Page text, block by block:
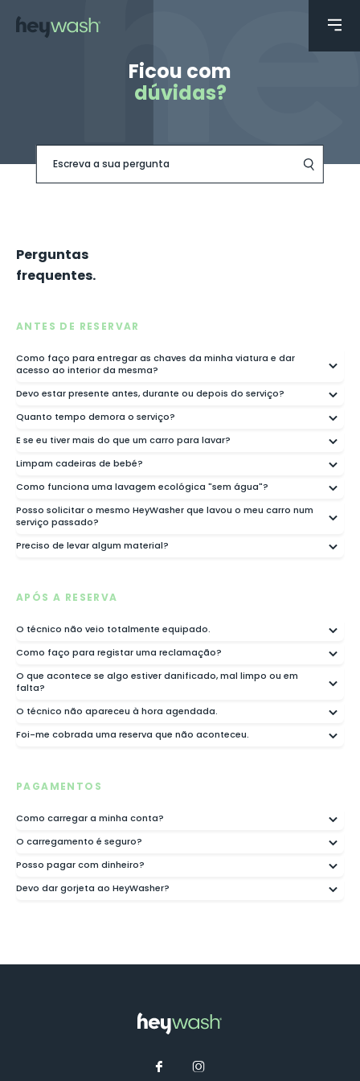
Ficou com
dúvidas?
Perguntas
frequentes.
ANTES DE RESERVAR
Como faço para entregar as chaves da minha viatura e dar
acesso ao interior da mesma?
Devo estar presente antes, durante ou depois do serviço?
Quanto tempo demora o serviço?
E se eu tiver mais do que um carro para lavar?
Limpam cadeiras de bebé?
Como funciona uma lavagem ecológica "sem água"?
Posso solicitar o mesmo HeyWasher que lavou o meu carro num
serviço passado?
Preciso de levar algum material?
APÓS A RESERVA
O técnico não veio totalmente equipado.
Como faço para registar uma reclamação?
O que acontece se algo estiver danificado, mal limpo ou em
falta?
O técnico não apareceu à hora agendada.
Foi-me cobrada uma reserva que não aconteceu.
PAGAMENTOS
Como carregar a minha conta?
O carregamento é seguro?
Posso pagar com dinheiro?
Devo dar gorjeta ao HeyWasher?